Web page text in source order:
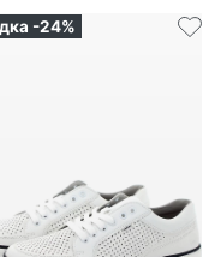
-24%